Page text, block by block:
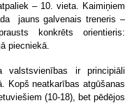
– 10. vieta. Kaimiņiem
jauns galvenais treneris –
konkrēts orientieris:
piecniekā.
valstsvienības ir principiāli
Kopš neatkarības atgūšanas
(10-18), bet pēdējos